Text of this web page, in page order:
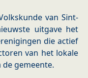
van Sint-
uitgave het
die actief
van het lokale
de gemeente.